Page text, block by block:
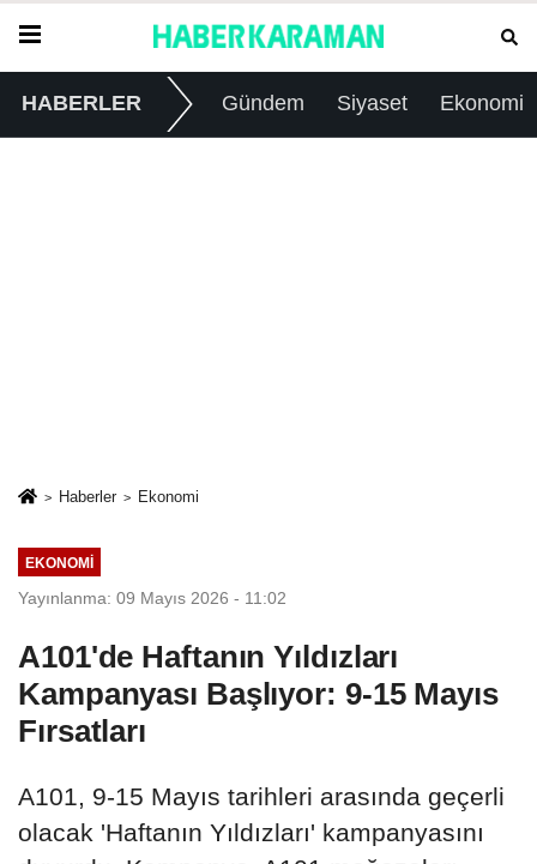
HABERLER Gündem Siyaset Ekonomi
Haberler Ekonomi
EKONOMI
Yayınlanma: 09 Mayıs 2026 - 11:02
A101'de Haftanın Yıldızları
Kampanyası Başlıyor: 9-15 Mayıs
Fırsatları
A101, 9-15 Mayıs tarihleri arasında geçerli
olacak 'Haftanın Yıldızları' kampanyasını